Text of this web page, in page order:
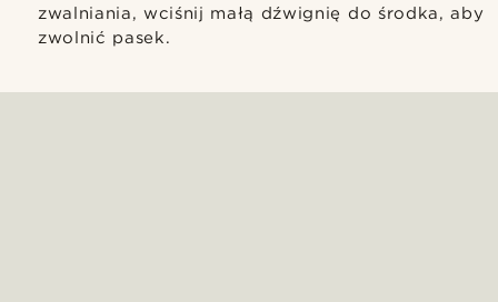
zwalniania, wciśnij małą dźwignię do środka, aby
zwolnić pasek.